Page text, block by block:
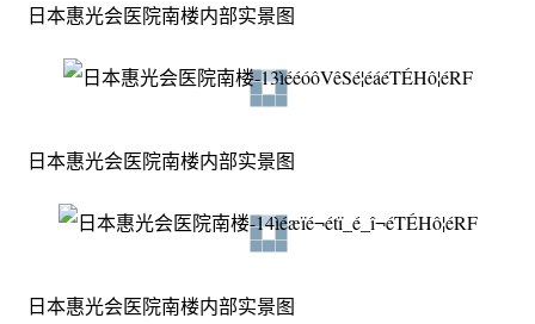
日本惠光会医院南楼内部实景图
日本惠光会医院南楼内部实景图
日本惠光会医院南楼内部实景图